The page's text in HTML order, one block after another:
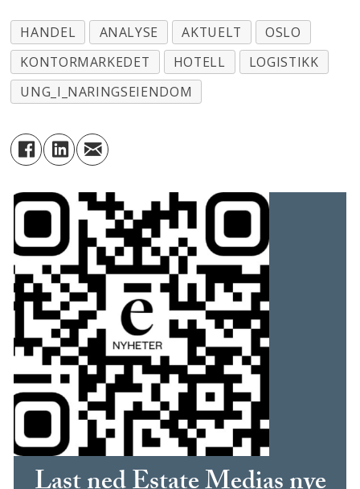
HANDEL ANALYSE AKTUELT
OSLO
KONTORMARKEDET
HOTELL
LOGISTIKK
UNG_I_NARINGSEIENDOM